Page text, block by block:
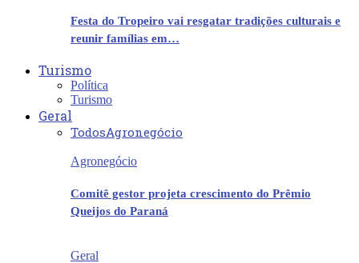
Festa do Tropeiro vai resgatar tradições culturais e
reunir famílias em…
Turismo
Política
Turismo
Geral
TodosAgronegócio
Agronegócio
Comitê gestor projeta crescimento do Prêmio
Queijos do Paraná
Geral